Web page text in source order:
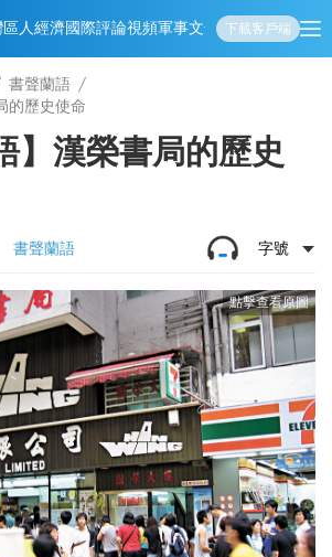
區人經濟國際評論視頻軍事文化 娛樂生活教育體
下載客戶端
書聲蘭語
的歷史使命
】漢榮書局的歷史
書聲蘭語 字號